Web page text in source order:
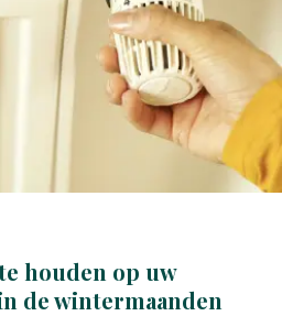
houden op uw
de wintermaanden